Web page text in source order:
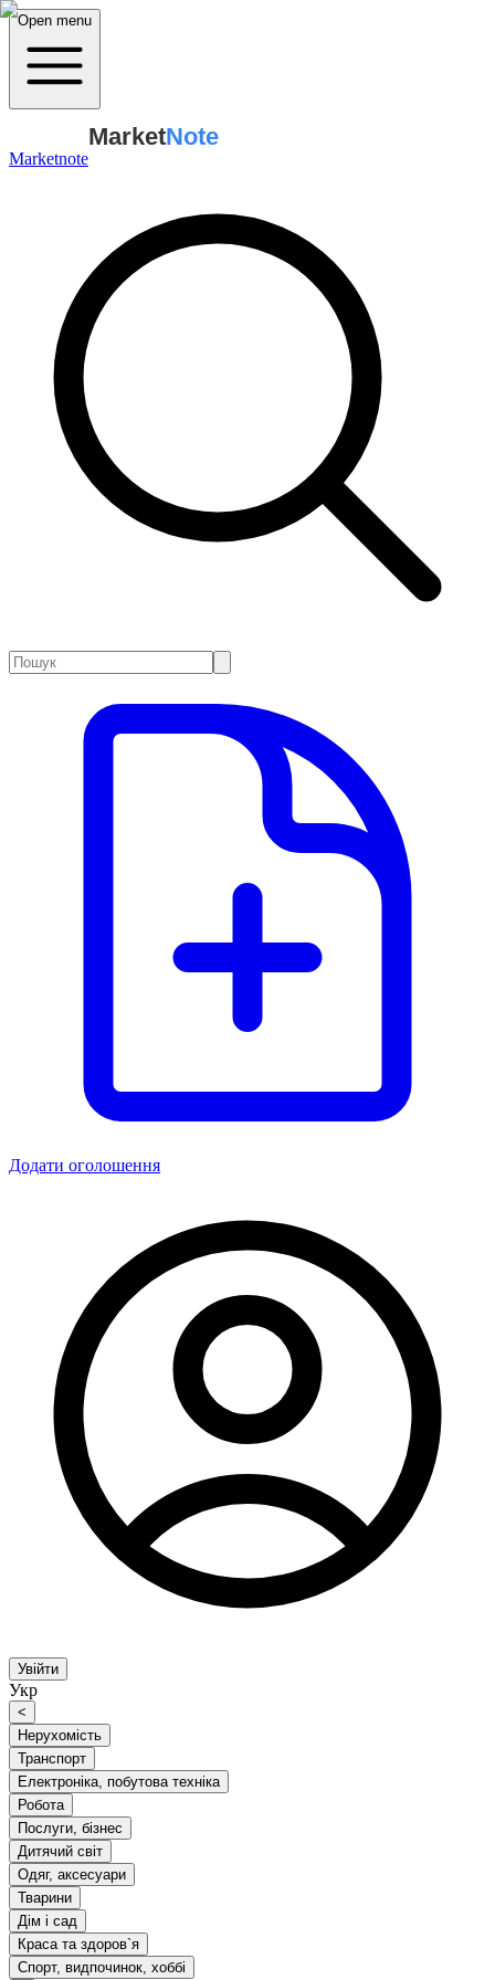
Open menu
Marketnote
MarketNote
Додати оголошення
Увійти
Укр
<
Нерухомість
Транспорт
Електроніка, побутова техніка
Робота
Послуги, бізнес
Дитячий світ
Одяг, аксесуари
Тварини
Дім і сад
Краса та здоров`я
Спорт, видпочинок, хоббі